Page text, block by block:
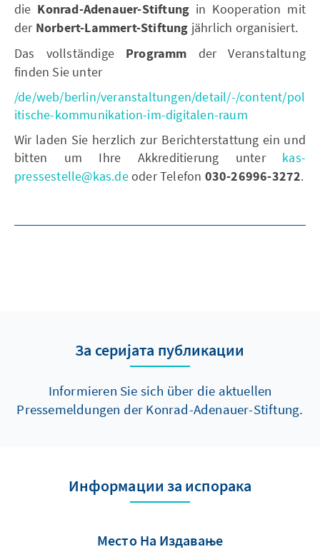
die Konrad-Adenauer-Stiftung in Kooperation mit
der Norbert-Lammert-Stiftung jährlich organisiert.
Das vollständige Programm der Veranstaltung
finden Sie unter
/de/web/berlin/veranstaltungen/detail/-/content/pol
itische-kommunikation-im-digitalen-raum
Wir laden Sie herzlich zur Berichterstattung ein und
bitten um Ihre Akkreditierung unter kas-
pressestelle@kas.deoder Telefon 030-26996-3272.
За серијата публикации
Informieren Sie sich über die aktuellen
Pressemeldungen der Konrad-Adenauer-Stiftung.
Информации за испорака
Место На Издавање